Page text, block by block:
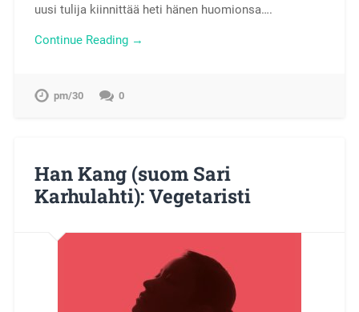
uusi tulija kiinnittää heti hänen huomionsa….
Continue Reading →
pm/30 0
Han Kang (suom Sari
Karhulahti): Vegetaristi